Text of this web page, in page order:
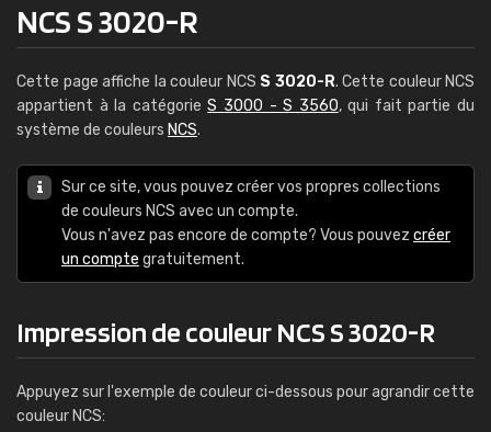
NCS S 3020-R
Cette page affiche la couleur NCS S 3020-R. Cette couleur NCS
appartient à la catégorieS 3000 - S 3560, qui fait partie du
système de couleurs NCS.
Sur ce site, vous pouvez créer vos propres collections
de couleurs NCS avec un compte.
Vous n'avez pas encore de compte? Vous pouvez créer
un compte gratuitement.
Impression de couleur NCS S 3020-R
Appuyez sur l'exemple de couleur ci-dessous pour agrandir cette
couleur NCS: